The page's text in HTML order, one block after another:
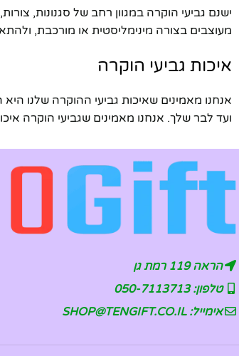
ישנם גביעי הוקרה במגוון רחב של סגנונות,
מעוצבים בצורה מינימליסטית או מורכבת,
איכות גביעי הוקרה
אנחנו מאמינים שאיכות גביעי ההוקרה שלנו
ועד לבר שלך. אנחנו מאמינים שגביעי הוקרה
הראה 119 רמת גן
טלפון: 050-7113713
אימייל: SHOP@TENGIFT.CO.IL